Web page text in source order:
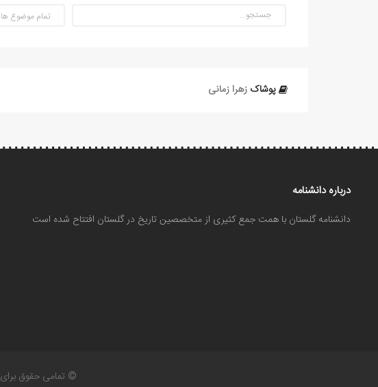
پوشاک زهرا زمانی
درباره دانشنامه
دانشنامه گلستان با همت جمع کثیری از متخصصین تاریخ در گلستان افتتاح شده است
© تمامی حقوق برای